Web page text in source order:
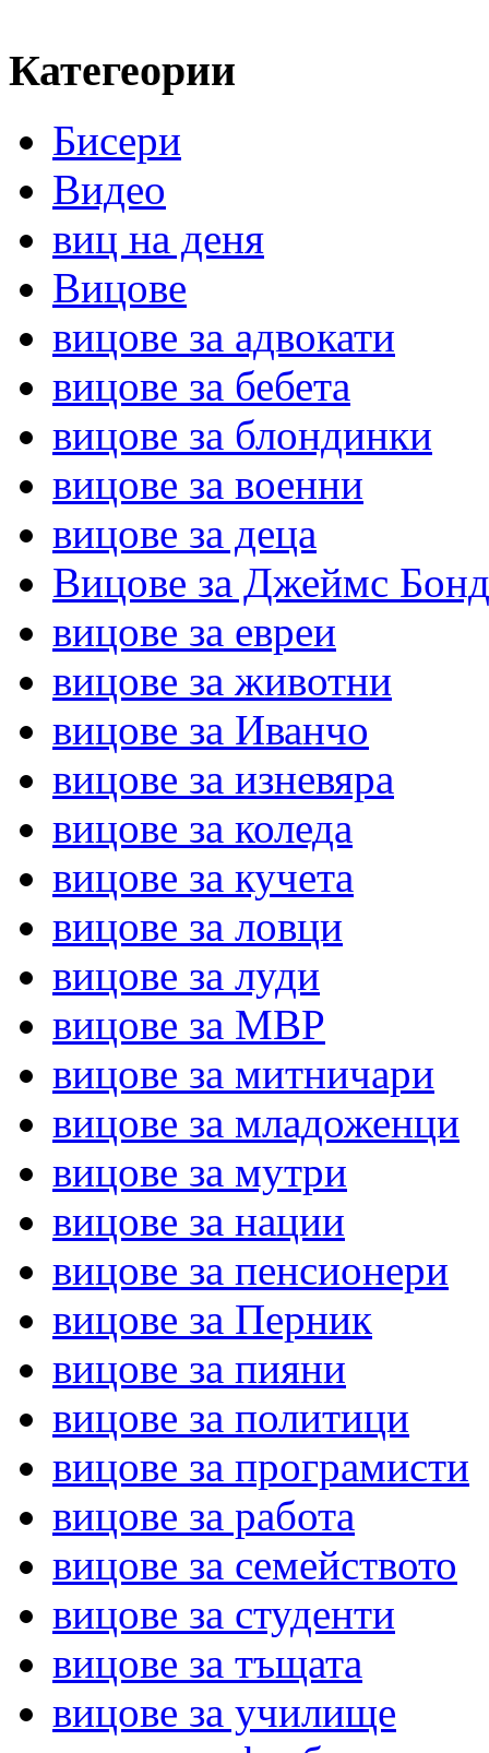
Категеории
Бисери
Видео
виц на деня
Вицове
вицове за адвокати
вицове за бебета
вицове за блондинки
вицове за военни
вицове за деца
Вицове за Джеймс Бонд
вицове за евреи
вицове за животни
вицове за Иванчо
вицове за изневяра
вицове за коледа
вицове за кучета
вицове за ловци
вицове за луди
вицове за МВР
вицове за митничари
вицове за младоженци
вицове за мутри
вицове за нации
вицове за пенсионери
вицове за Перник
вицове за пияни
вицове за политици
вицове за програмисти
вицове за работа
вицове за семейството
вицове за студенти
вицове за тъщата
вицове за училище